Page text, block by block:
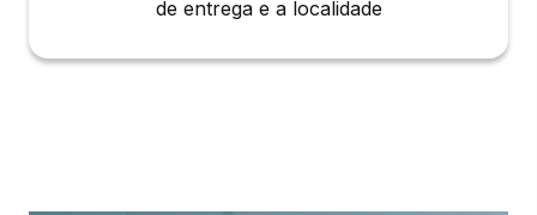
de entrega e a localidade